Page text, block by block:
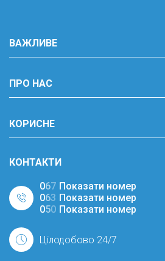
ВАЖЛИВЕ
ПРО НАС
КОРИСНЕ
КОНТАКТИ
067 Показати номер
063 Показати номер
050 Показати номер
Цілодобово 24/7